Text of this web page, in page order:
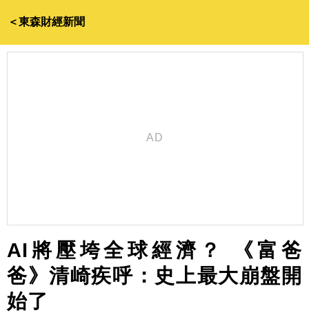
＜東森財經新聞
AI將壓垮全球經濟？ 《富爸
爸》清崎疾呼：史上最大崩盤開
始了